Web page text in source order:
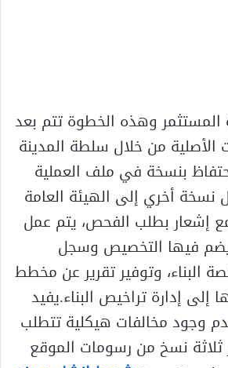
المستثمر وهذه الخطوة تتم بعد
الأصلية من خلال سلطة المدينة
بنسخة في ملف العملية
نسخة أخري إلى الهيئة العامة
مع إشعار بطلب الفحص، يتم عمل
فيها التخصيص وسجل
البناء، وتوفير تقرير عن مخطط
إلى إدارة تراخيص البناء.يفيد
وجود مخالفات هيكلية تتطلب
ثلاثة نسخ من رسومات الموقع